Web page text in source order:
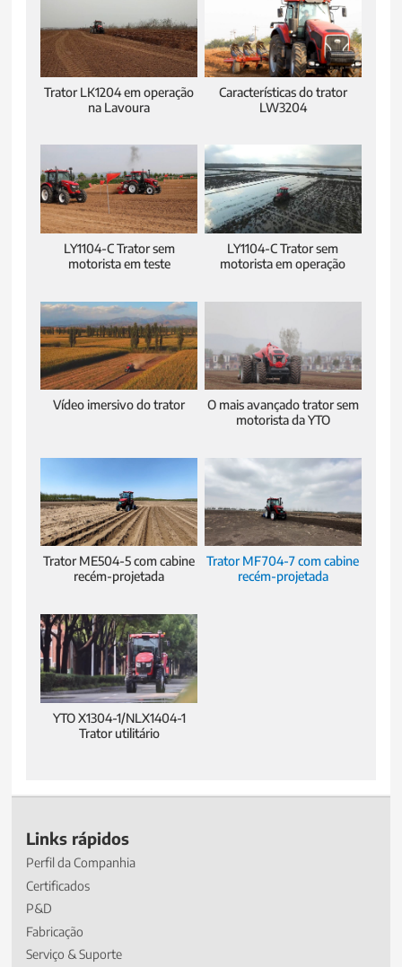
Trator LK1204 em operação
na Lavoura
Características do trator
LW3204
LY1104-C Trator sem
motorista em teste
LY1104-C Trator sem
motorista em operação
Vídeo imersivo do trator
O mais avançado trator sem
motorista da YTO
Trator ME504-5 com cabine
recém-projetada
Trator MF704-7 com cabine
recém-projetada
YTO X1304-1/NLX1404-1
Trator utilitário
Links rápidos
Perfil da Companhia
Certificados
P&D
Fabricação
Serviço & Suporte